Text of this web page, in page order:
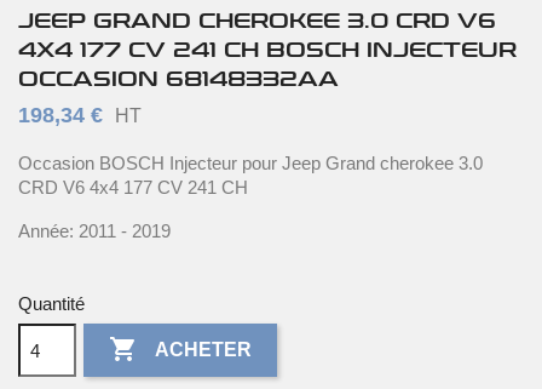
JEEP GRAND CHEROKEE 3.0 CRD V6
4X4 177 CV 241 CH BOSCH INJECTEUR
OCCASION 68148332AA
198,34 € HT
Occasion BOSCH Injecteur pour Jeep Grand cherokee 3.0
CRD V6 4x4 177 CV 241 CH
Année: 2011 - 2019
Quantité
 ACHETER